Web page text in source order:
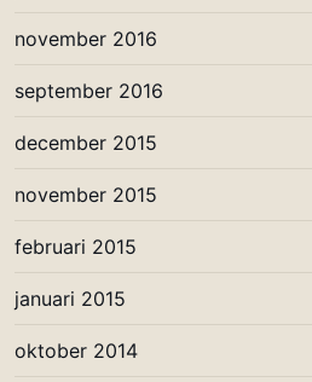
november 2016
september 2016
december 2015
november 2015
februari 2015
januari 2015
oktober 2014